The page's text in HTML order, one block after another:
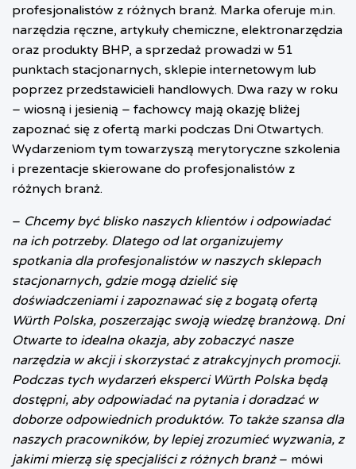
profesjonalistów z różnych branż. Marka oferuje m.in.
narzędzia ręczne, artykuły chemiczne, elektronarzędzia
oraz produkty BHP, a sprzedaż prowadzi w 51
punktach stacjonarnych, sklepie internetowym lub
poprzez przedstawicieli handlowych. Dwa razy w roku
– wiosną i jesienią – fachowcy mają okazję bliżej
zapoznać się z ofertą marki podczas Dni Otwartych.
Wydarzeniom tym towarzyszą merytoryczne szkolenia
i prezentacje skierowane do profesjonalistów z
różnych branż.
– Chcemy być blisko naszych klientów i odpowiadać
na ich potrzeby. Dlatego od lat organizujemy
spotkania dla profesjonalistów w naszych sklepach
stacjonarnych, gdzie mogą dzielić się
doświadczeniami i zapoznawać się z bogatą ofertą
Würth Polska, poszerzając swoją wiedzę branżową. Dni
Otwarte to idealna okazja, aby zobaczyć nasze
narzędzia w akcji i skorzystać z atrakcyjnych promocji.
Podczas tych wydarzeń eksperci Würth Polska będą
dostępni, aby odpowiadać na pytania i doradzać w
doborze odpowiednich produktów. To także szansa dla
naszych pracowników, by lepiej zrozumieć wyzwania, z
jakimi mierzą się specjaliści z różnych branż – mówi